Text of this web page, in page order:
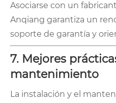
Asociarse con un
Anqiang garantiza un
soporte de garantía y
7. Mejores
mantenimiento
La instalación y el